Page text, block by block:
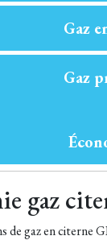
Gaz
Gaz
gaz
de gaz en citerne